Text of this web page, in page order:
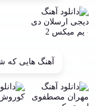
آهنگ هایی که